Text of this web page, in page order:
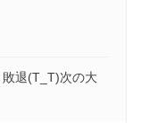
退(T_T)次の大